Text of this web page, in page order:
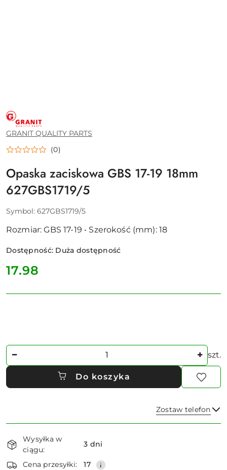
GRANIT
QUALITY
PARTS
GRANIT QUALITY PARTS
(0)
Opaska zaciskowa GBS 17-19 18mm
627GBS1719/5
Symbol: 627GBS1719/5
Rozmiar: GBS 17-19 • Szerokość (mm): 18
Dostępność: Duża dostępność
cena:
17.98
Ilość szt.
Do koszyka
Zostaw telefon
Dostępność
i
dostawa
Wysyłka w
ciągu:
3 dni
Cena przesyłki: 17